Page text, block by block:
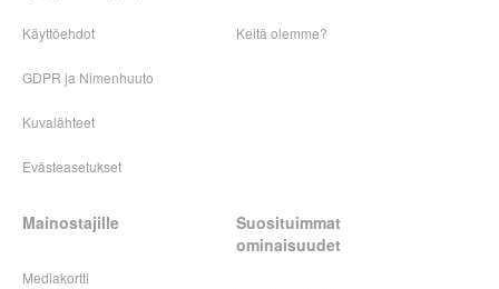
Käyttöehdot
GDPR ja Nimenhuuto
Kuvalähteet
Evästeasetukset
Keitä olemme?
Mainostajille
Mediakortti
Suosituimmat
ominaisuudet